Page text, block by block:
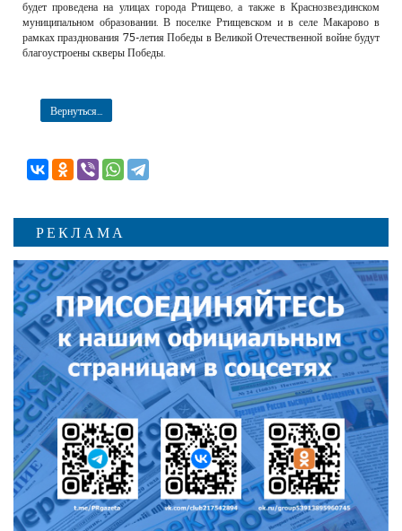
будет проведена на улицах города Ртищево, а также в Краснозвездинском
муниципальном образовании. В поселке Ртищевском и в селе Макарово в
рамках празднования 75-летия Победы в Великой Отечественной войне будут
благоустроены скверы Победы.
Вернуться...
РЕКЛАМА